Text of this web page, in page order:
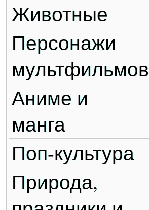
Животные
Персонажи
мультфильмов
Аниме и
манга
Поп-культура
Природа,